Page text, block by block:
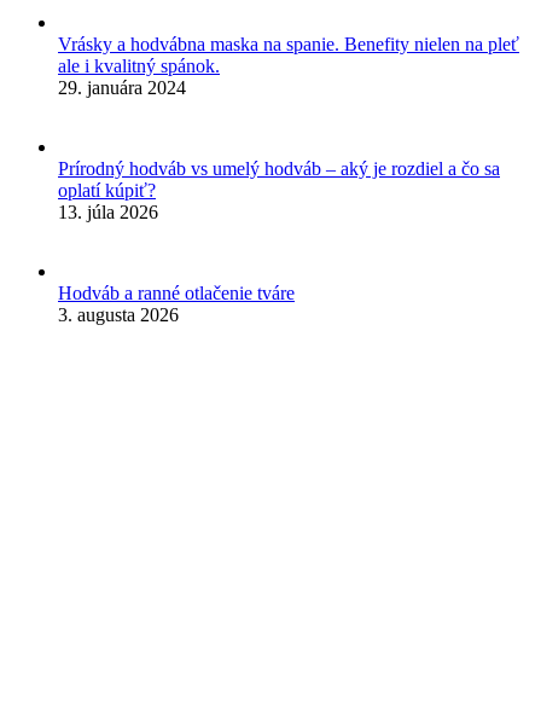
Vrásky a hodvábna maska na spanie. Benefity nielen na pleť
ale i kvalitný spánok.
29. januára 2024
Prírodný hodváb vs umelý hodváb – aký je rozdiel a čo sa
oplatí kúpiť?
13. júla 2026
Hodváb a ranné otlačenie tváre
3. augusta 2026